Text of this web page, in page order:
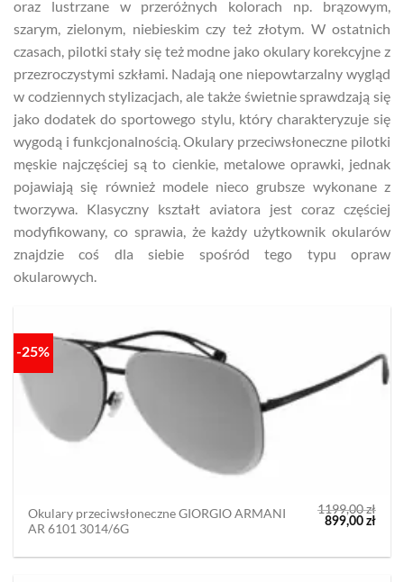
oraz lustrzane w przeróżnych kolorach np. brązowym,
szarym, zielonym, niebieskim czy też złotym. W ostatnich
czasach, pilotki stały się też modne jako okulary korekcyjne z
przezroczystymi szkłami. Nadają one niepowtarzalny wygląd
w codziennych stylizacjach, ale także świetnie sprawdzają się
jako dodatek do sportowego stylu, który charakteryzuje się
wygodą i funkcjonalnością. Okulary przeciwsłoneczne pilotki
męskie najczęściej są to cienkie, metalowe oprawki, jednak
pojawiają się również modele nieco grubsze wykonane z
tworzywa. Klasyczny kształt aviatora jest coraz częściej
modyfikowany, co sprawia, że każdy użytkownik okularów
znajdzie coś dla siebie spośród tego typu opraw
okularowych.
-25%
Okulary przeciwsłoneczne GIORGIO ARMANI
AR 6101 3014/6G
1199,00zł
Pierwotna
cena
1199,00 zł.
899,00 zł